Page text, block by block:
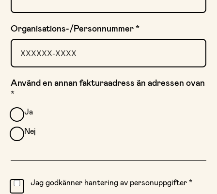
Organisations-/Personnummer*
Använd en annan fakturaadress än adressen ovan
*
Ja
Nej
Jag godkänner hantering av personuppgifter*